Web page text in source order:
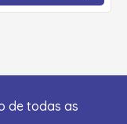
de todas as